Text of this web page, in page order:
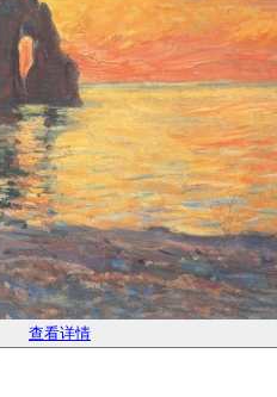
查看详情